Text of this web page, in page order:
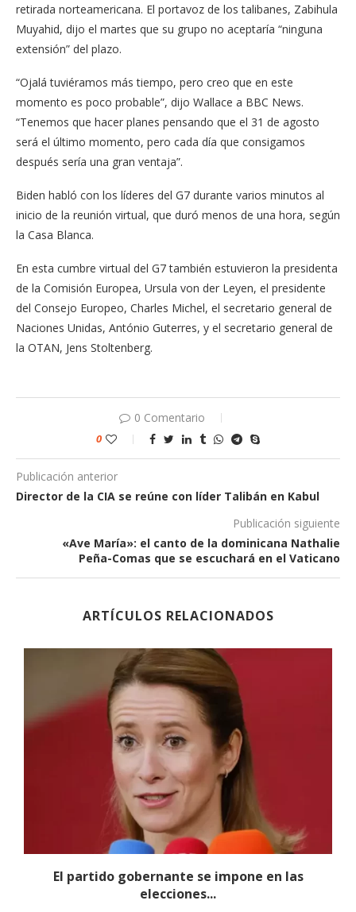
retirada norteamericana. El portavoz de los talibanes, Zabihula
Muyahid, dijo el martes que su grupo no aceptaría “ninguna
extensión” del plazo.
“Ojalá tuviéramos más tiempo, pero creo que en este
momento es poco probable”, dijo Wallace a BBC News.
“Tenemos que hacer planes pensando que el 31 de agosto
será el último momento, pero cada día que consigamos
después sería una gran ventaja”.
Biden habló con los líderes del G7 durante varios minutos al
inicio de la reunión virtual, que duró menos de una hora, según
la Casa Blanca.
En esta cumbre virtual del G7 también estuvieron la presidenta
de la Comisión Europea, Ursula von der Leyen, el presidente
del Consejo Europeo, Charles Michel, el secretario general de
Naciones Unidas, António Guterres, y el secretario general de
la OTAN, Jens Stoltenberg.
0 Comentario
0
Publicación anterior
Director de la CIA se reúne con líder Talibán en Kabul
Publicación siguiente
«Ave María»: el canto de la dominicana Nathalie
Peña-Comas que se escuchará en el Vaticano
ARTÍCULOS RELACIONADOS
El partido gobernante se impone en las
elecciones...